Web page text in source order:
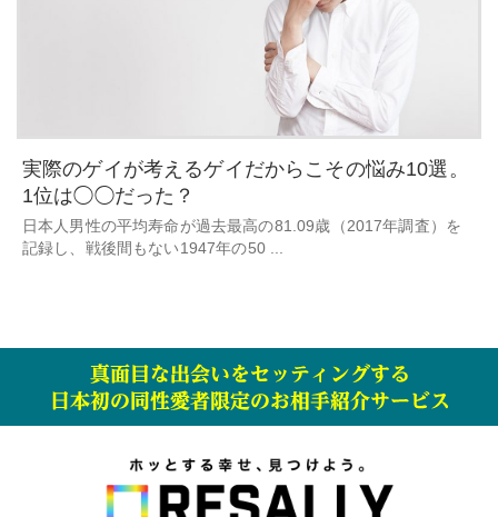
実際のゲイが考えるゲイだからこその悩み10選。
1位は◯◯だった？
日本人男性の平均寿命が過去最高の81.09歳（2017年調査）を
記録し、戦後間もない1947年の50 ...